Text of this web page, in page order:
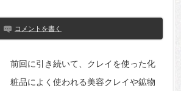
コメントを書く
前回に引き続いて、クレイを使った化
粧品によく使われる美容クレイや鉱物